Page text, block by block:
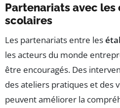
Partenariats avec
scolaires
Les partenariats entre les
les acteurs du monde
être encouragés. Des
des ateliers pratiques et des
peuvent améliorer la